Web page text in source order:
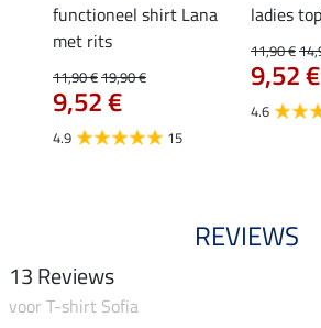
functioneel shirt Lana
met rits
11,90 €19,90 €
9,52 €
4.9 15
ladies
11,90 €
9,52 €
4.6
REVIEWS
13 Reviews
voor T-shirt Sofia